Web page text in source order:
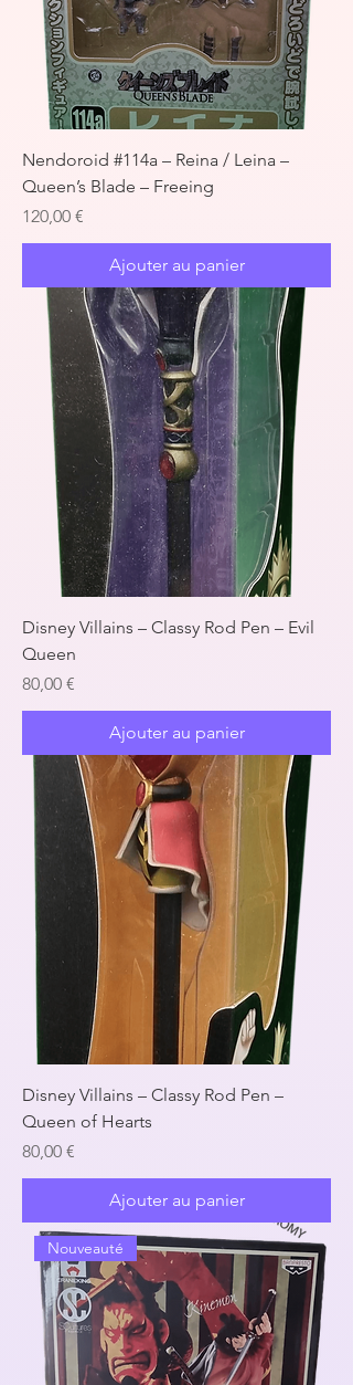
Nendoroid #114a – Reina / Leina –
Queen’s Blade – Freeing
Prix
120,00 €
Ajouter au panier
Disney Villains – Classy Rod Pen – Evil
Queen
Prix
80,00 €
Ajouter au panier
Disney Villains – Classy Rod Pen –
Queen of Hearts
Prix
80,00 €
Ajouter au panier
Nouveauté